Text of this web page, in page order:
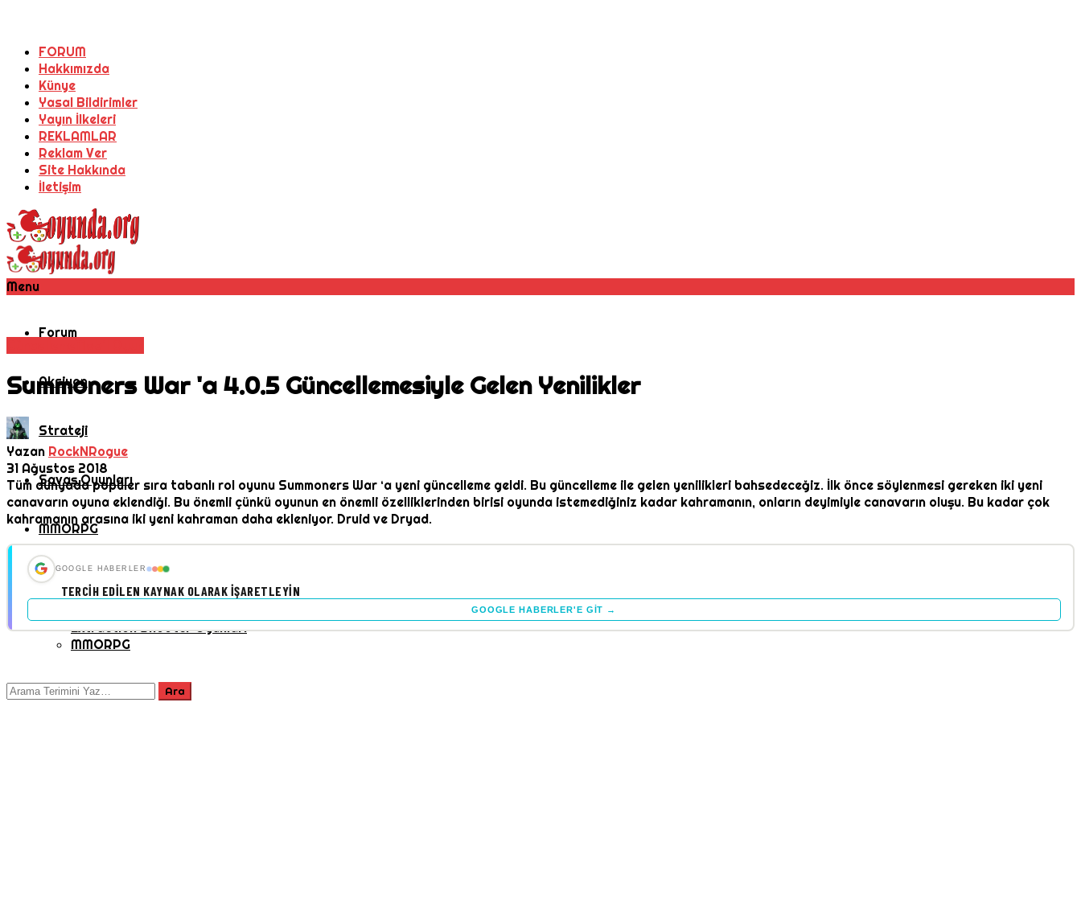
FORUM
Hakkımızda
Künye
Yasal Bildirimler
Yayın İlkeleri
REKLAMLAR
Reklam Ver
Site Hakkında
İletişim
Menu
Forum
Aksiyon
Strateji
Savaş Oyunları
MMORPG
Oyuncu Sayısı
Extraction Shooter Oyunları
MMORPG
Summoners War 'a 4.0.5 Güncellemesiyle Gelen Yenilikler
Yazan RockNRogue
31 Ağustos 2018
Tüm dünyada popüler sıra tabanlı rol oyunu Summoners War ‘a yeni güncelleme geldi. Bu güncelleme ile gelen yenilikleri bahsedeceğiz. İlk önce söylenmesi gereken iki yeni
canavarın oyuna eklendiği. Bu önemli çünkü oyunun en önemli özelliklerinden birisi oyunda istemediğiniz kadar kahramanın, onların deyimiyle canavarın oluşu. Bu kadar çok
kahramanın arasına iki yeni kahraman daha ekleniyor. Druid ve Dryad.
GOOGLE HABERLER
TERCIH EDILEN KAYNAK OLARAK İŞARETLEYIN
GOOGLE HABERLER'E GIT →